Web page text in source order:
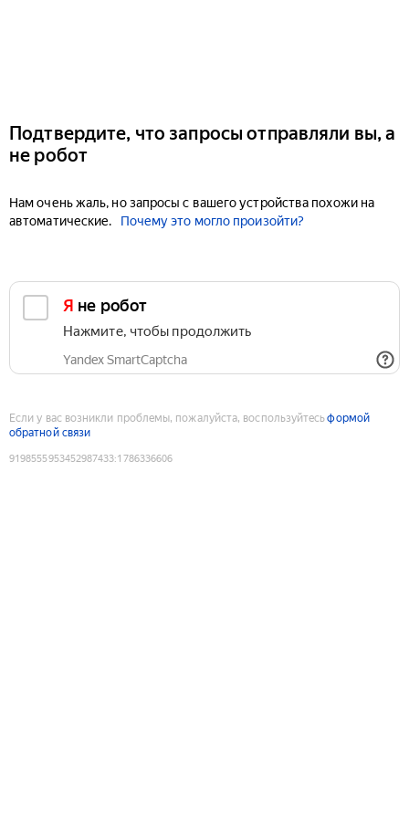
Подтвердите, что запросы отправляли вы, а
не робот
Нам очень жаль, но запросы с вашего устройства похожи на
автоматические.
Почему это могло произойти?
Я не робот
Нажмите, чтобы продолжить
Yandex SmartCaptcha
Если у вас возникли проблемы, пожалуйста, воспользуйтесьформой
обратной связи
9198555953452987433:1786336606